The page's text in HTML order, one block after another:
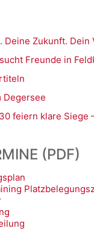
Deine Zukunft.
Freunde in
Degersee
feiern klare Siege
(PDF)